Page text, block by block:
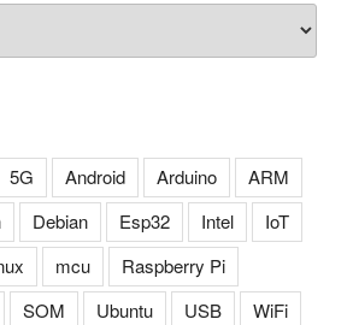
5G Android Arduino
ARM
Debian Esp32 Intel
IoT
mcu
Raspberry Pi
SOM Ubuntu USB
WiFi